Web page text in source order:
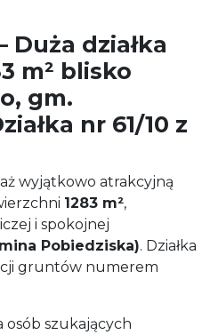
Duża działka
m² blisko
gm.
nr 61/10 z
wyjątkowo atrakcyjną
1283 m²,
i spokojnej
Pobiedziska). Działka
gruntów numerem
osób szukających